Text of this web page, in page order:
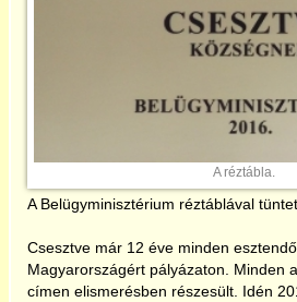
2020
2021
A réztábla.
A Belügyminisztérium réztáblával
Csesztve már 12 éve minden
Magyarországért pályázaton. Minden
címen elismerésben részesült. Idén